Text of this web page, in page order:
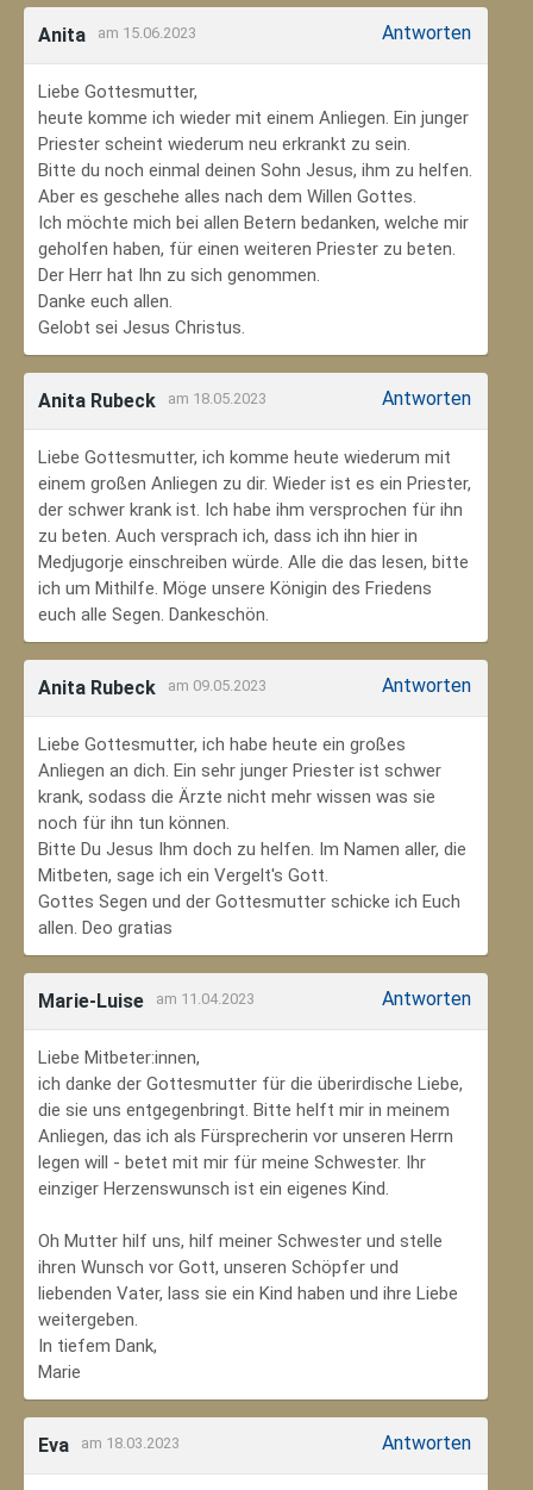
Anita am 15.06.2023 Antworten
Liebe Gottesmutter,
heute komme ich wieder mit einem Anliegen. Ein junger
Priester scheint wiederum neu erkrankt zu sein.
Bitte du noch einmal deinen Sohn Jesus, ihm zu helfen.
Aber es geschehe alles nach dem Willen Gottes.
Ich möchte mich bei allen Betern bedanken, welche mir
geholfen haben, für einen weiteren Priester zu beten.
Der Herr hat Ihn zu sich genommen.
Danke euch allen.
Gelobt sei Jesus Christus.
Anita Rubeck am 18.05.2023 Antworten
Liebe Gottesmutter, ich komme heute wiederum mit
einem großen Anliegen zu dir. Wieder ist es ein Priester,
der schwer krank ist. Ich habe ihm versprochen für ihn
zu beten. Auch versprach ich, dass ich ihn hier in
Medjugorje einschreiben würde. Alle die das lesen, bitte
ich um Mithilfe. Möge unsere Königin des Friedens
euch alle Segen. Dankeschön.
Anita Rubeck am 09.05.2023 Antworten
Liebe Gottesmutter, ich habe heute ein großes
Anliegen an dich. Ein sehr junger Priester ist schwer
krank, sodass die Ärzte nicht mehr wissen was sie
noch für ihn tun können.
Bitte Du Jesus Ihm doch zu helfen. Im Namen aller, die
Mitbeten, sage ich ein Vergelt's Gott.
Gottes Segen und der Gottesmutter schicke ich Euch
allen. Deo gratias
Marie-Luise am 11.04.2023 Antworten
Liebe Mitbeter:innen,
ich danke der Gottesmutter für die überirdische Liebe,
die sie uns entgegenbringt. Bitte helft mir in meinem
Anliegen, das ich als Fürsprecherin vor unseren Herrn
legen will - betet mit mir für meine Schwester. Ihr
einziger Herzenswunsch ist ein eigenes Kind.
Oh Mutter hilf uns, hilf meiner Schwester und stelle
ihren Wunsch vor Gott, unseren Schöpfer und
liebenden Vater, lass sie ein Kind haben und ihre Liebe
weitergeben.
In tiefem Dank,
Marie
Eva am 18.03.2023 Antworten